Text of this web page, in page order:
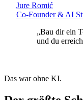
Jure Romić
Co-Founder & AI
„Bau dir ein
und du
Das war ohne KI.